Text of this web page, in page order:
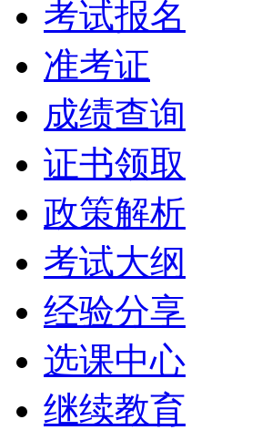
考试报名
准考证
成绩查询
证书领取
政策解析
考试大纲
经验分享
选课中心
继续教育